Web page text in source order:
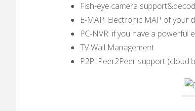
Fish-eye camera
E-MAP: Electronic MAP of your
PC-NVR: if you have a
TV Wall Management
P2P: Peer2Peer support (cloud